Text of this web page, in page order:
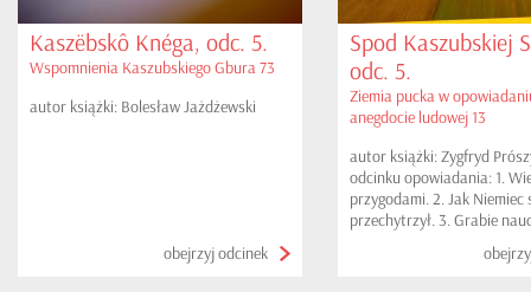
Kaszëbskô Knéga, odc. 5.
Wspomnienia Kaszubskiego Gbura 73
autor książki: Bolesław Jażdżewski
obejrzyj odcinek
Spod Kaszubskiej
odc. 5.
Ziemia pucka w
anegdocie ludowej 13
autor książki: Zygfryd
odcinku opowiadania: 1.
przygodami. 2. Jak Niemiec
przechytrzył. 3. Grabie